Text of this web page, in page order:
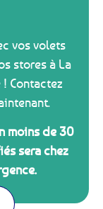
vos volets
stores à La
Contactez
moins de 30
sera chez